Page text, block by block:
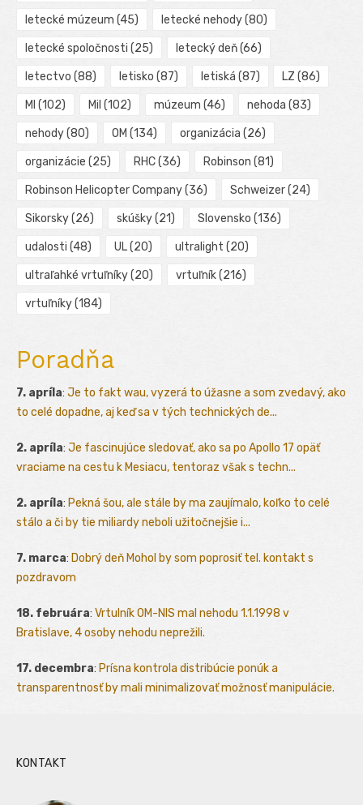
letecké múzeum (45) letecké nehody(80)
letecké spoločnosti (25) letecký deň(66)
letectvo (88) letisko (87) letiská (87) LZ (86)
MI (102) Mil (102) múzeum (46) nehoda (83)
nehody(80) OM (134) organizácia (26)
organizácie (25) RHC(36) Robinson (81)
Robinson Helicopter Company(36) Schweizer(24)
Sikorsky(26) skúšky(21) Slovensko (136)
udalosti (48) UL(20) ultralight (20)
ultraľahké vrtuľníky(20) vrtuľník(216)
vrtuľníky(184)
Poradňa
7. apríla: Je to fakt wau, vyzerá to úžasne a som zvedavý, ako
to celé dopadne, aj keď sa v tých technických de...
2. apríla: Je fascinujúce sledovať, ako sa po Apollo 17 opäť
vraciame na cestu k Mesiacu, tentoraz však s techn...
2. apríla: Pekná šou, ale stále by ma zaujímalo, koľko to celé
stálo a či by tie miliardy neboli užitočnejšie i...
7. marca: Dobrý deň Mohol by som poprosiť tel. kontakt s
pozdravom
18. februára: Vrtulník OM-NIS mal nehodu 1.1.1998 v
Bratislave, 4 osoby nehodu neprežili.
17. decembra: Prísna kontrola distribúcie ponúk a
transparentnosť by mali minimalizovať možnosť manipulácie.
KONTAKT